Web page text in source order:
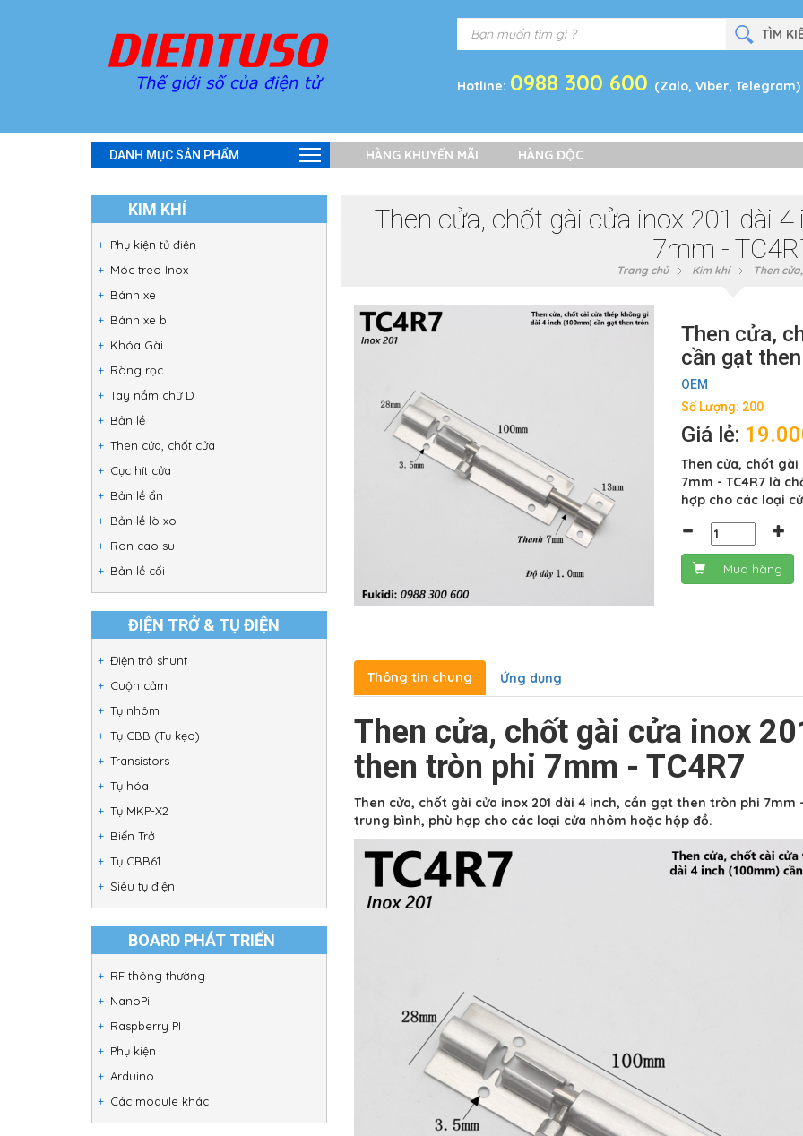
Hotline: 0988 300 600 (Zalo, Viber, Telegram)
DANH MỤC SẢN PHẨM HÀNG KHUYẾN MÃI HÀNG ĐỘC
KIM KHÍ
Phụ kiện tủ điện
Móc treo Inox
Bánh xe
Bánh xe bi
Khóa Gài
Ròng rọc
Tay nắm chữ D
Bản lề
Then cửa, chốt cửa
Cục hít cửa
Bản lề ẩn
Bản lề lò xo
Ron cao su
Bản lề cối
ĐIỆN TRỞ & TỤ ĐIỆN
Điện trở shunt
Cuộn cảm
Tụ nhôm
Tụ CBB (Tụ kẹo)
Transistors
Tụ hóa
Tụ MKP-X2
Biến Trở
Tụ CBB61
Siêu tụ điện
BOARD PHÁT TRIỂN
RF thông thường
NanoPi
Raspberry PI
Phụ kiện
Arduino
Các module khác
Then cửa, chốt gài cửa inox 201 dài
7mm -
Trang chủ Kim khí Then
Then cửa,
cần gạt
OEM
Số Lượng: 200
Giá lẻ:
Then cửa, chốt
7mm - TC4R7 là
hợp cho các loại
Mua hàng
Thông tin chung Ứng dụng
Then cửa, chốt gài cửa inox
then tròn phi 7mm - TC4R7
Then cửa, chốt gài cửa inox 201 dài 4 inch, cần gạt then tròn phi 7mm
trung bình, phù hợp cho các loại cửa nhôm hoặc hộp đồ.